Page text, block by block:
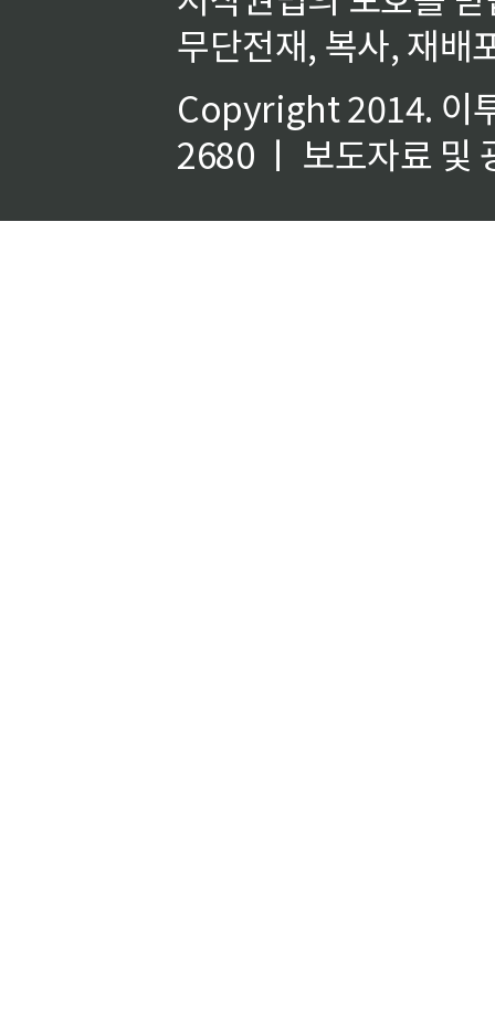
무단전재, 복사, 재배
Copyright 2014. 이
2680 ㅣ 보도자료